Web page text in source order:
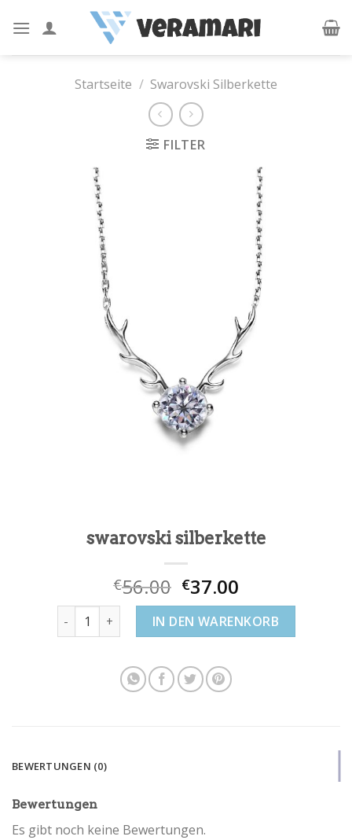
Startseite / Swarovski Silberkette
FILTER
swarovski silberkette
€56.00 €37.00
swarovski silberkette MengeIN DEN WARENKORB
BEWERTUNGEN (0)
Bewertungen
Es gibt noch keine Bewertungen.